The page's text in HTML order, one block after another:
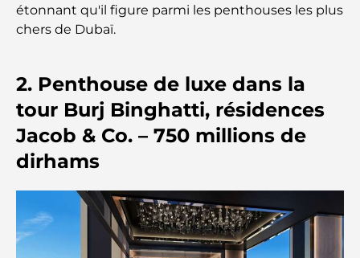
Les meilleurs petits-déjeuners de Dubaï : Ma
sélection pour 2026
guide ultime
Plan directeur de Tilal Al Ghaf : une nouvelle
norme pour la vie intégrée à Dubaï
créer équilibre et harmonie
Les meilleures entreprises d'aménagement
paysager à Dubaï : Transformer vos espaces
étonnant qu'il figure parmi les penthouses les plus
chers de Dubaï.
2. Penthouse de luxe dans la
tour Burj Binghatti, résidences
Jacob & Co. – 750 millions de
dirhams